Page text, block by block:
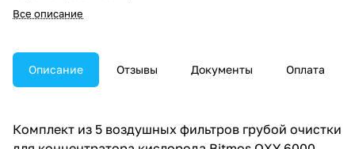
Все описание
Описание Отзывы Документы Оплата
Комплект из 5 воздушных фильтров грубой очистки